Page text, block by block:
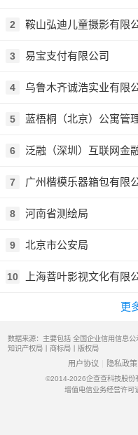
2 鞍山弘迪儿童摄影有限
3 易宝支付有限公司
4 乌鲁木齐诚浩实业有限
5 蓝梧桐（北京）公寓管
6 泛融（深圳）互联网金
7 广州楷模乐器箱包有限
8 河南省测绘局
9 北京市公安局
10 上海菩叶影视文化有限
更
数据来源：主要包括 全国企业信用信息
知识产权局丨商标局丨版权局
用户协议 隐私政策
©2014-2026企查查科技股份
增值电信业务经营许